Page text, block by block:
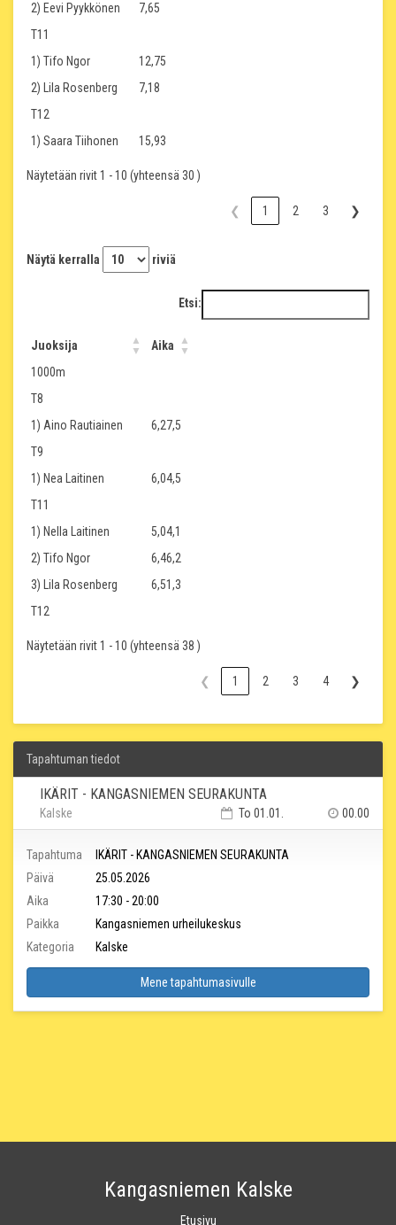
2) Eevi Pyykkönen
7,65
T11
1) Tifo Ngor
12,75
2) Lila Rosenberg
7,18
T12
1) Saara Tiihonen
15,93
Näytetään rivit 1 - 10 (yhteensä 30 )
❮ 1 2 3 ❯
Näytä kerralla riviä
Etsi:
Juoksija
Aika
1000m
T8
1) Aino Rautiainen
6,27,5
T9
1) Nea Laitinen
6,04,5
T11
1) Nella Laitinen
5,04,1
2) Tifo Ngor
6,46,2
3) Lila Rosenberg
6,51,3
T12
Näytetään rivit 1 - 10 (yhteensä 38 )
❮ 1 2 3 4 ❯
Tapahtuman tiedot
IKÄRIT - KANGASNIEMEN SEURAKUNTA
Kalske 00.00
To 01.01.
Tapahtuma
IKÄRIT - KANGASNIEMEN SEURAKUNTA
Päivä
25.05.2026
Aika
17:30 - 20:00
Paikka
Kangasniemen urheilukeskus
Kategoria
Kalske
Mene tapahtumasivulle
Kangasniemen Kalske
Etusivu